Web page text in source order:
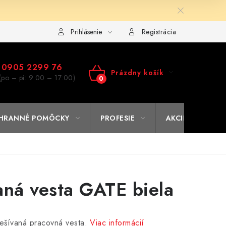
na výmenu tovaru Kto sme Reklamačný poriadok
Prihlásenie Registrácia
0905 2299 76
(po – pi: 9:00 – 17:00)
NÁKUPNÝ
Prázdny košík
POMÔCKY PROFESIE AKCIE
vesta GATE biela
pracovná vesta. Viac informácií